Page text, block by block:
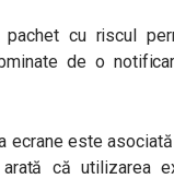
cu riscul
de o
ecrane este
că utilizarea